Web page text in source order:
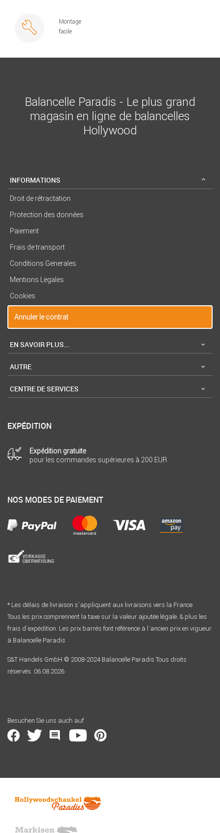
Montage
facile
Balancelle Paradis - Le plus grand
magasin en ligne de balancelles
Hollywood
INFORMATIONS
Droit de rétractation
Protection des données
Paiement
Frais de transport
Conditions Generales
Mentions Legales
Cookies
Annuler le contrat
EN SAVOIR PLUS...
AUTRE
CENTRE DE SERVICES
EXPÉDITION
Expédition gratuite
pour les commandes supérieures à 200 EUR
NOS MODES DE PAIEMENT
* Les délais de livraison s´appliquent aux livraisons vers la France
Tous les prix comprennent la taxe sur la valeur ajoutée légale. & plus les
frais d´expédition. Les prix barrés font référence à l´ancien prix en vigueur
à Balancelle Paradis
S&T Handels GmbH © 2008-2024 Balancelle Paradis Tous droits
réservés. 06.08.2026
Besuchen Sie uns auch auf